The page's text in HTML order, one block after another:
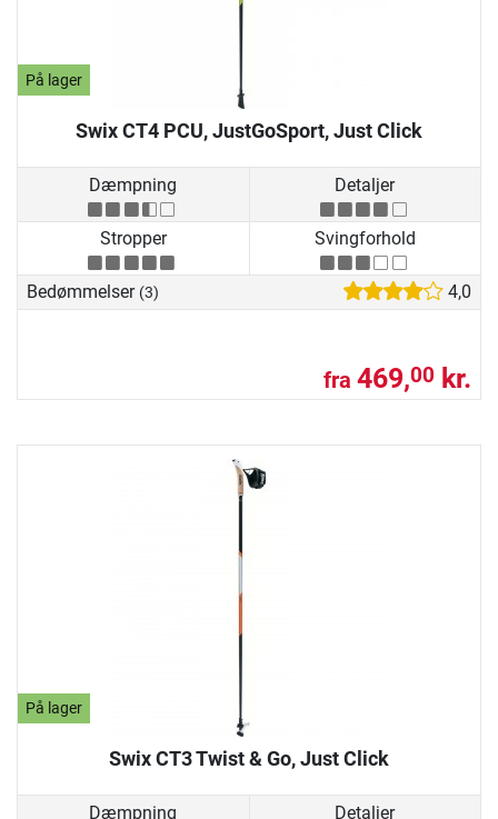
På lager
Swix CT4 PCU, JustGoSport, Just Click
Dæmpning Detaljer
Stropper Svingforhold
Bedømmelser (3) 4,0
fra 469,00 kr.
På lager
Swix CT3 Twist & Go, Just Click
Dæmpning Detaljer